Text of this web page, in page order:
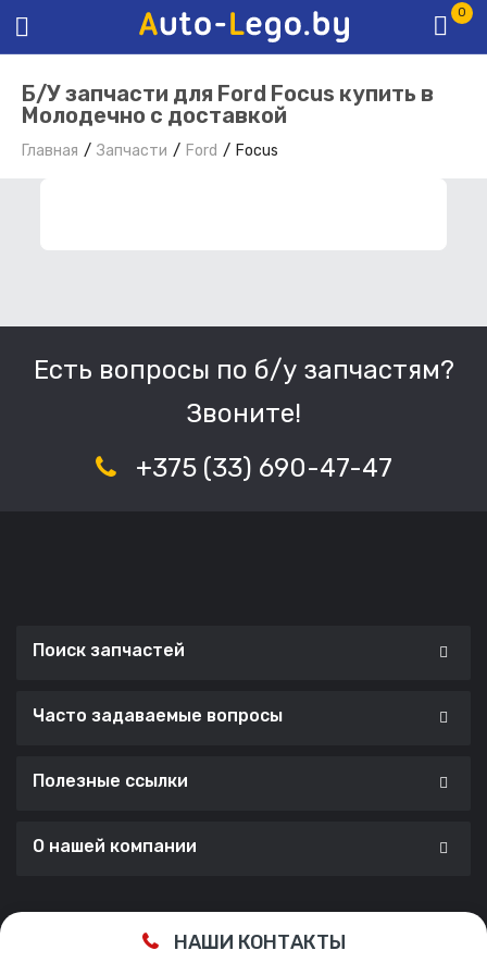
0
Б/У запчасти для Ford Focus купить в
Молодечно с доставкой
Главная Запчасти Ford Focus
Есть вопросы по б/у запчастям?
Звоните!
+375 (33) 690-47-47
Поиск запчастей
Часто задаваемые вопросы
Полезные ссылки
О нашей компании
Сделано с ❤️ вCherry Lab Agency
НАШИ КОНТАКТЫ